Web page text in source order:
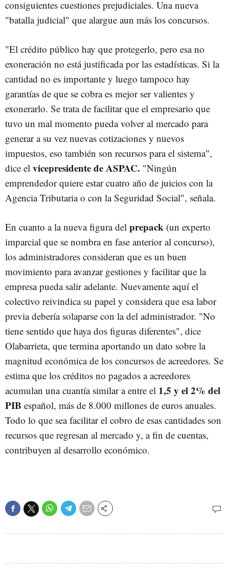
consiguientes cuestiones prejudiciales. Una nueva
"batalla judicial" que alargue aun más los concursos.
"El crédito público hay que protegerlo, pero esa no
exoneración no está justificada por las estadísticas. Si la
cantidad no es importante y luego tampoco hay
garantías de que se cobra es mejor ser valientes y
exonerarlo. Se trata de facilitar que el empresario que
tuvo un mal momento pueda volver al mercado para
generar a su vez nuevas cotizaciones y nuevos
impuestos, eso también son recursos para el sistema",
dice el vicepresidente de ASPAC. "Ningún
emprendedor quiere estar cuatro año de juicios con la
Agencia Tributaria o con la Seguridad Social", señala.
En cuanto a la nueva figura del prepack (un experto
imparcial que se nombra en fase anterior al concurso),
los administradores consideran que es un buen
movimiento para avanzar gestiones y facilitar que la
empresa pueda salir adelante. Nuevamente aquí el
colectivo reivindica su papel y considera que esa labor
previa debería solaparse con la del administrador. "No
tiene sentido que haya dos figuras diferentes", dice
Olabarrieta, que termina aportando un dato sobre la
magnitud económica de los concursos de acreedores. Se
estima que los créditos no pagados a acreedores
acumulan una cuantía similar a entre el 1,5 y el 2% del
PIB español, más de 8.000 millones de euros anuales.
Todo lo que sea facilitar el cobro de esas cantidades son
recursos que regresan al mercado y, a fin de cuentas,
contribuyen al desarrollo económico.